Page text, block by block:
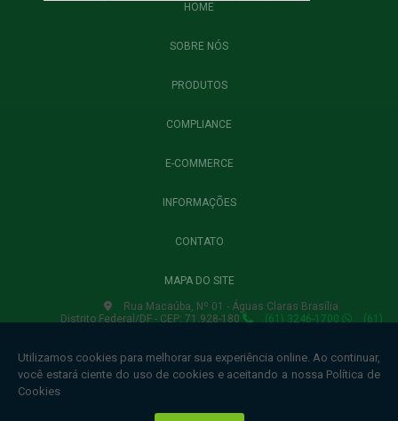
HOME
SOBRE NÓS
PRODUTOS
COMPLIANCE
E-COMMERCE
INFORMAÇÕES
CONTATO
MAPA DO SITE
Rua Macaúba, Nº 01 - Águas Claras Brasília
Distrito Federal/DF - CEP: 71.928-180
(61) 3246-1700
(61)